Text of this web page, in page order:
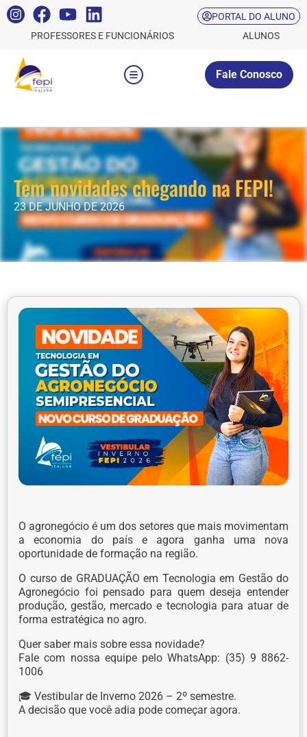
PORTAL DO ALUNO
PROFESSORES E FUNCIONÁRIOS
ALUNOS
Fale Conosco
Tem novidades chegando na FEPI!
23 DE JUNHO DE 2026
O agronegócio é um dos setores que mais movimentam
a economia do país e agora ganha uma nova
oportunidade de formação na região.
O curso de GRADUAÇÃO em Tecnologia em Gestão do
Agronegócio foi pensado para quem deseja entender
produção, gestão, mercado e tecnologia para atuar de
forma estratégica no agro.
Quer saber mais sobre essa novidade?
Fale com nossa equipe pelo WhatsApp: (35) 9 8862-
1006
🎓 Vestibular de Inverno 2026 – 2º semestre.
A decisão que você adia pode começar agora.